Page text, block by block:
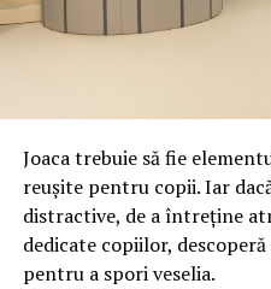
împreună, nu în tensiune
durata de viață a
Directoratul Național de
financiare. Instituția
sursei mesajelor și
unic 1911.
Campaniile identificate în
Joaca trebuie să fie
reușite pentru copii. Iar
distractive, de a întreține
dedicate copiilor,
pentru a spori veselia.